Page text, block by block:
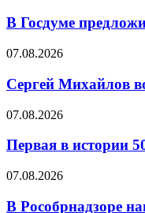
В Госдуме
07.08.2026
Сергей Михайлов
07.08.2026
Первая в истории
07.08.2026
В Рособрнадзоре